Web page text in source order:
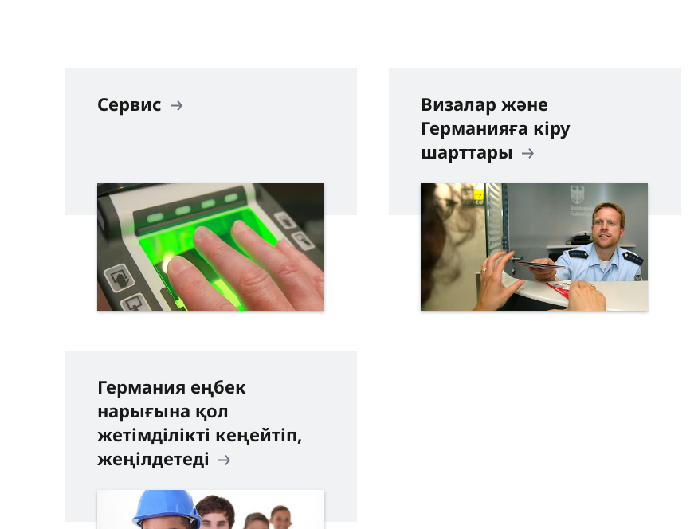
Сервис
Визалар және
Германияға кіру
шарттары
Германия еңбек
нарығына қол
жетімділікті кеңейтіп,
жеңілдетеді